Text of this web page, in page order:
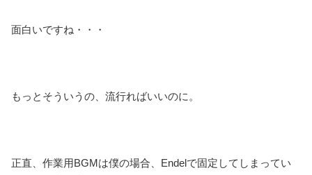
面白いですね・・・
もっとそういうの、流行ればいいのに。
正直、作業用BGMは僕の場合、Endelで固定してしまってい